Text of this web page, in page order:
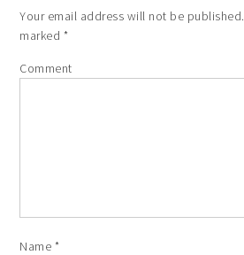
Your email address will not be published.
marked *
Comment
Name *